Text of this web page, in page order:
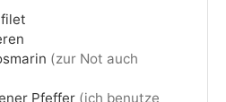
(zur Not auch
Pfeffer (ich benutze